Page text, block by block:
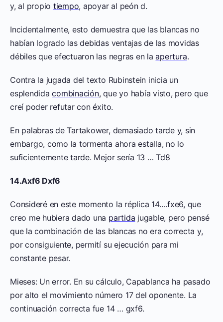
y, al propio tiempo, apoyar al peón d.
Incidentalmente, esto demuestra que las blancas no
habían logrado las debidas ventajas de las movidas
débiles que efectuaron las negras en laapertura.
Contra la jugada del texto Rubinstein inicia un
esplendidacombinación, que yo había visto, pero que
creí poder refutar con éxito.
En palabras de Tartakower, demasiado tarde y, sin
embargo, como la tormenta ahora estalla, no lo
suficientemente tarde. Mejor sería 13 … Td8
14.Axf6 Dxf6
Consideré en este momento la réplica 14….fxe6, que
creo me hubiera dado una partida jugable, pero pensé
que la combinación de las blancas no era correcta y,
por consiguiente, permití su ejecución para mi
constante pesar.
Mieses: Un error. En su cálculo, Capablanca ha pasado
por alto el movimiento número 17 del oponente. La
continuación correcta fue 14 … gxf6.